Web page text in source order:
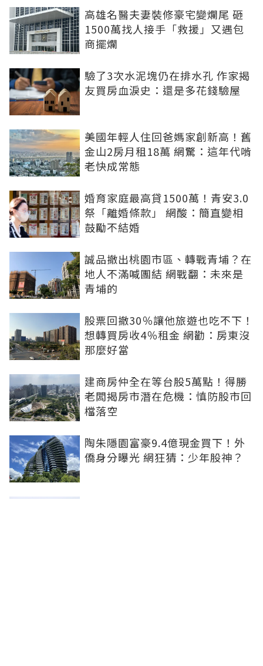
高雄名醫夫妻裝修豪宅變爛尾 砸
1500萬找人接手「救援」又遇包
商擺爛
驗了3次水泥塊仍在排水孔 作家揭
友買房血淚史：還是多花錢驗屋
美國年輕人住回爸媽家創新高！舊
金山2房月租18萬 網驚：這年代啃
老快成常態
婚育家庭最高貸1500萬！青安3.0
祭「離婚條款」 網酸：簡直變相
鼓勵不結婚
誠品撤出桃園市區、轉戰青埔？在
地人不滿喊團結 網戰翻：未來是
青埔的
股票回撤30％讓他旅遊也吃不下！
想轉買房收4％租金 網勸：房東沒
那麼好當
建商房仲全在等台股5萬點！得勝
老闆揭房市潛在危機：慎防股市回
檔落空
陶朱隱園富豪9.4億現金買下！外
僑身分曝光 網狂猜：少年股神？